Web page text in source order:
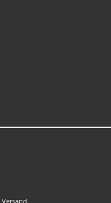
Versand